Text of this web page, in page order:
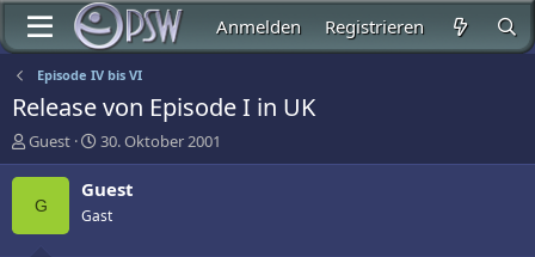
Anmelden Registrieren
Episode IV bis VI
Release von Episode I in UK
E
r
s
Guest
E
r
s
e
30. Oktober 2001
G
Guest
Gast